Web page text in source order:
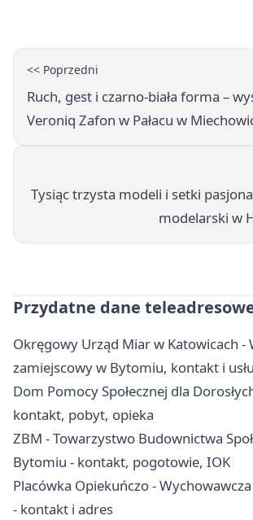
<< Poprzedni
Ruch, gest i czarno-biała forma –
Veroniq Zafon w Pałacu w
Tysiąc trzysta modeli i setki
modelarski w
Przydatne dane
Okręgowy Urząd Miar w Katowicach -
zamiejscowy w Bytomiu, kontakt i
Dom Pomocy Społecznej dla
kontakt, pobyt, opieka
ZBM - Towarzystwo Budownictwa
Bytomiu - kontakt, pogotowie, IOK
Placówka Opiekuńczo -
- kontakt i adres